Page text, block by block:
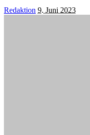
Posted
Redaktion 9. Juni 2023